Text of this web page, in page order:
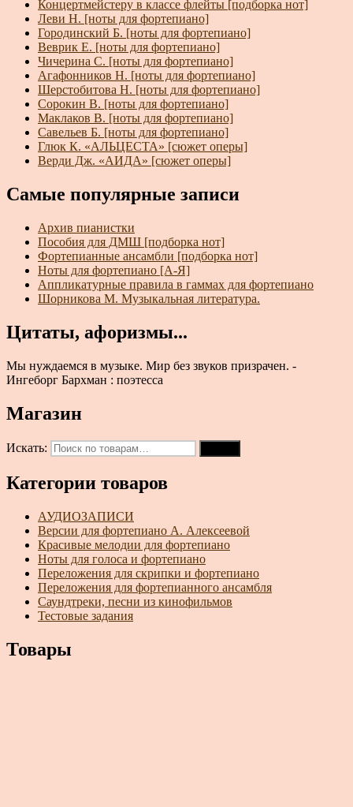
Концертмейстеру в классе флейты [подборка нот]
Леви Н. [ноты для фортепиано]
Городинский Б. [ноты для фортепиано]
Веврик Е. [ноты для фортепиано]
Чичерина С. [ноты для фортепиано]
Агафонников Н. [ноты для фортепиано]
Шерстобитова Н. [ноты для фортепиано]
Сорокин В. [ноты для фортепиано]
Маклаков В. [ноты для фортепиано]
Савельев Б. [ноты для фортепиано]
Глюк К. «АЛЬЦЕСТА» [сюжет оперы]
Верди Дж. «АИДА» [сюжет оперы]
Самые популярные записи
Архив пианистки
Пособия для ДМШ [подборка нот]
Фортепианные ансамбли [подборка нот]
Ноты для фортепиано [А-Я]
Аппликатурные правила в гаммах для фортепиано
Шорникова М. Музыкальная литература.
Цитаты, афоризмы...
Мы нуждаемся в музыке. Мир без звуков призрачен. -
Ингеборг Бархман : поэтесса
Магазин
Искать:
Категории товаров
АУДИОЗАПИСИ
Версии для фортепиано А. Алексеевой
Красивые мелодии для фортепиано
Ноты для голоса и фортепиано
Переложения для скрипки и фортепиано
Переложения для фортепианного ансамбля
Саундтреки, песни из кинофильмов
Тестовые задания
Товары